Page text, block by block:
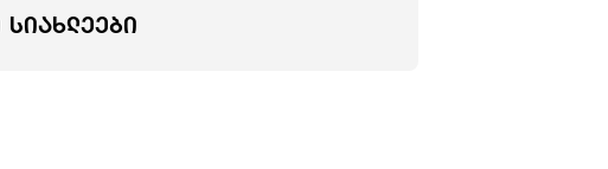
ᲡᲘᲐᲮᲚᲔᲔᲑᲘ